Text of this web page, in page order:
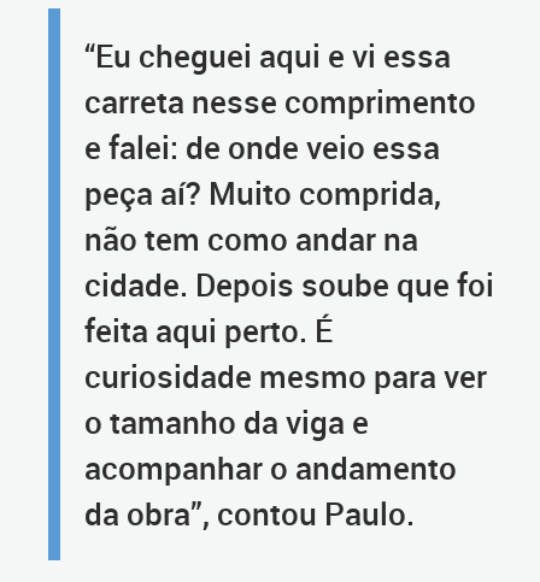
“Eu cheguei aqui e vi essa
carreta nesse comprimento
e falei: de onde veio essa
peça aí? Muito comprida,
não tem como andar na
cidade. Depois soube que foi
feita aqui perto. É
curiosidade mesmo para ver
o tamanho da viga e
acompanhar o andamento
da obra”, contou Paulo.